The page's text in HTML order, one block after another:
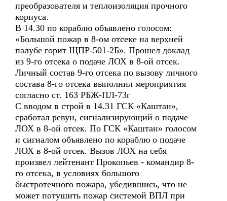
преобразователя и теплоизоляция прочного
корпуса.
В 14.30 по кораблю объявлено голосом:
«Большой пожар в 8-ом отсеке на верхней
палубе горит ЩПР-501-2Б». Прошел доклад
из 9-го отсека о подаче ЛОХ в 8-ой отсек.
Личный состав 9-го отсека по вызову личного
состава 8-го отсека выполнил мероприятия
согласно ст. 163 РБЖ-ПЛ-73г
С вводом в строй в 14.31 ГСК «Каштан»,
сработал ревун, сигнализирующий о подаче
ЛОХ в 8-ой отсек. По ГСК «Каштан» голосом
и сигналом объявлено по кораблю о подаче
ЛОХ в 8-ой отсек. Вызов ЛОХ на себя
произвел лейтенант Прокопьев - командир 8-
го отсека, в условиях большого
быстротечного пожара, убедившись, что не
может потушить пожар системой ВПЛ при